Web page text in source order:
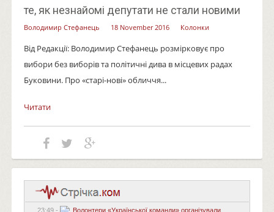
те, як незнайомі депутати не стали новими
Володимир Стефанець 18 November 2016 Колонки
Від Редакції: Володимир Стефанець розмірковує про
вибори без виборів та політичні дива в місцевих радах
Буковини. Про «старі-нові» обличчя...
Читати
23:49 - Волонтери «Української команди» організували